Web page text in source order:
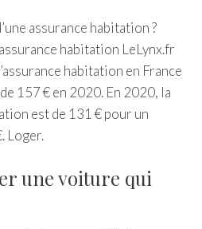
assurance habitation ?
habitation LeLynx.fr
habitation en France
157 € en 2020. En 2020, la
est de 131 € pour un
Loger.
une voiture qui